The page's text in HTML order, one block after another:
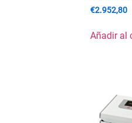
€2.952,80
Añadir al